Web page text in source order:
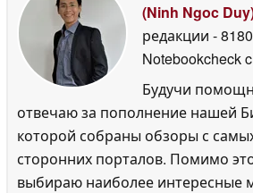
(Ninh Ngoc
редакции -
Notebookcheck
Будучи
отвечаю за пополнение нашей
которой собраны обзоры с
сторонних порталов. Помимо
выбираю наиболее интересные